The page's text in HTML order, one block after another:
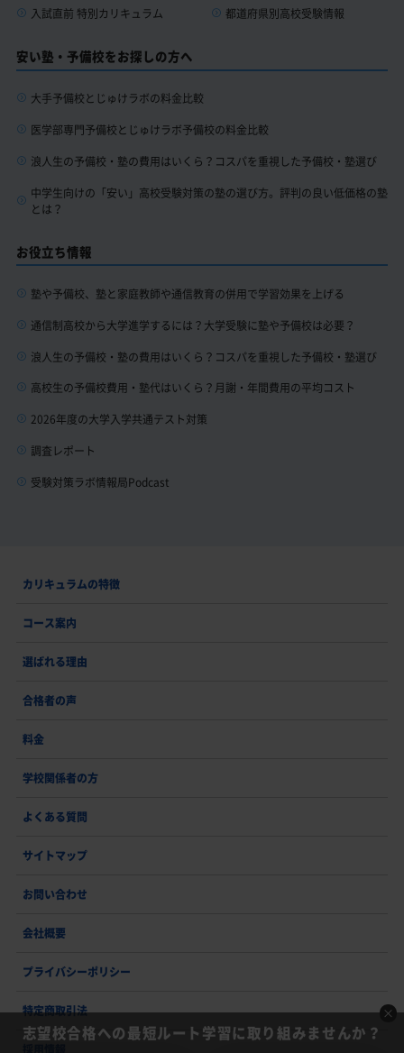
志望校合格への最短ルート学習に取り組みませんか？
入試直前 特別カリキュラム
都道府県別高校受験情報
安い塾・予備校をお探しの方へ
大手予備校とじゅけラボの料金比較
医学部専門予備校とじゅけラボ予備校の料金比較
浪人生の予備校・塾の費用はいくら？コスパを重視した予備校・塾選び
中学生向けの「安い」高校受験対策の塾の選び方。評判の良い低価格の塾
とは？
お役立ち情報
塾や予備校、塾と家庭教師や通信教育の併用で学習効果を上げる
通信制高校から大学進学するには？大学受験に塾や予備校は必要？
浪人生の予備校・塾の費用はいくら？コスパを重視した予備校・塾選び
高校生の予備校費用・塾代はいくら？月謝・年間費用の平均コスト
2026年度の大学入学共通テスト対策
調査レポート
受験対策ラボ情報局Podcast
カリキュラムの特徴
コース案内
選ばれる理由
合格者の声
料金
学校関係者の方
よくある質問
サイトマップ
お問い合わせ
会社概要
プライバシーポリシー
特定商取引法